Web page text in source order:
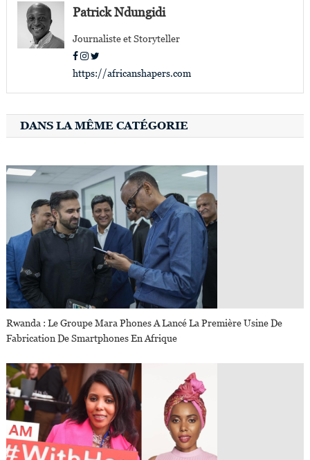
l’articlePatrick Ndungidi
Journaliste et Storyteller
https://africanshapers.com
DANS LA MÊME CATÉGORIE
Rwanda : Le Groupe Mara Phones A Lancé La Première Usine De
Fabrication De Smartphones En Afrique